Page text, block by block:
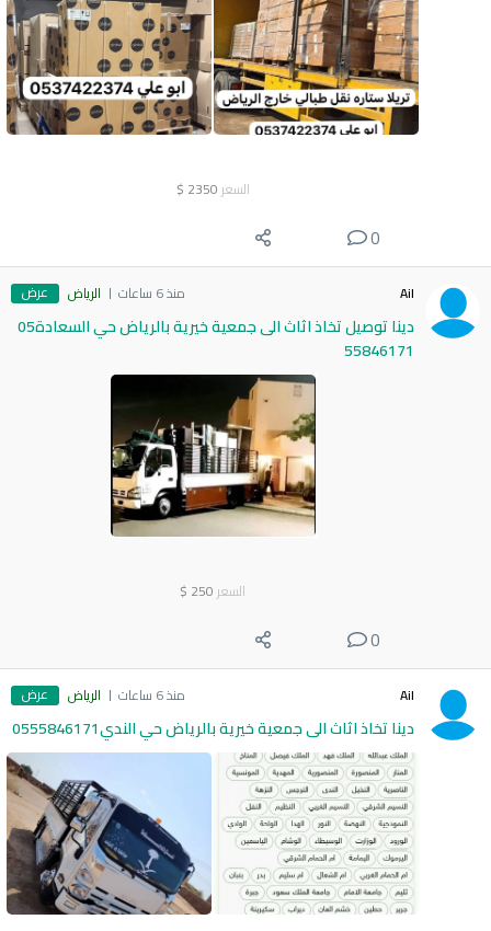
السعر 2350
$
0
Ail منذ 6 ساعات الرياض عرض
دينا توصيل تخاذ اثاث الى جمعية خيرية بالرياض حي السعادة05
55846171
السعر 250
$
0
Ail منذ 6 ساعات الرياض عرض
دينا تخاذ اثاث الى جمعية خيرية بالرياض حي الندي0555846171